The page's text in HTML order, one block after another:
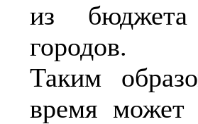
из бюджета
городов.
Таким
время может